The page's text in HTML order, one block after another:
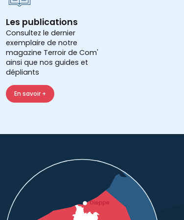
Les publications
Consultez le dernier
exemplaire de notre
magazine Terroir de Com'
ainsi que nos guides et
dépliants
En savoir +